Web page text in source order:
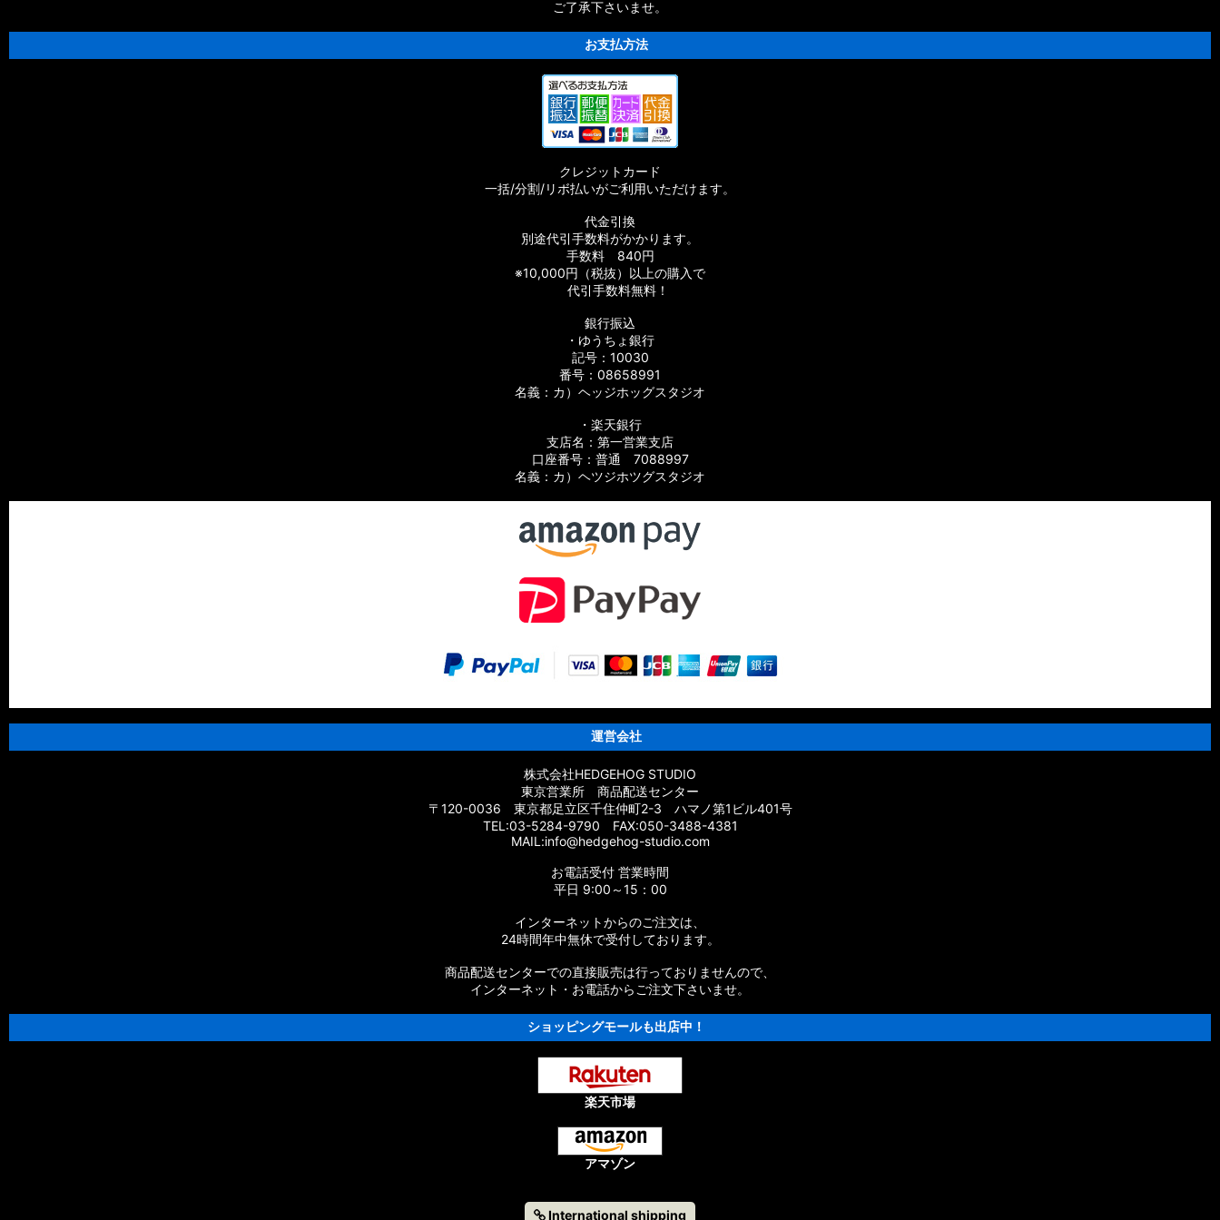
ご了承下さいませ。
お支払方法
クレジットカード
一括/分割/リボ払いがご利用いただけます。
代金引換
別途代引手数料がかかります。
手数料 840円
※10,000円（税抜）以上の購入で
代引手数料無料！
銀行振込
・ゆうちょ銀行
記号：10030
番号：08658991
名義：カ）ヘッジホッグスタジオ
・楽天銀行
支店名：第一営業支店
口座番号：普通 7088997
名義：カ）ヘツジホツグスタジオ
運営会社
株式会社HEDGEHOG STUDIO
東京営業所 商品配送センター
〒120-0036 東京都足立区千住仲町2-3 ハマノ第1ビル401号
TEL:03-5284-9790 FAX:050-3488-4381
MAIL:info@hedgehog-studio.com
お電話受付 営業時間
平日 9:00～15：00
インターネットからのご注文は、
24時間年中無休で受付しております。
商品配送センターでの直接販売は行っておりませんので、
インターネット・お電話からご注文下さいませ。
ショッピングモールも出店中！
楽天市場
アマゾン
International shipping